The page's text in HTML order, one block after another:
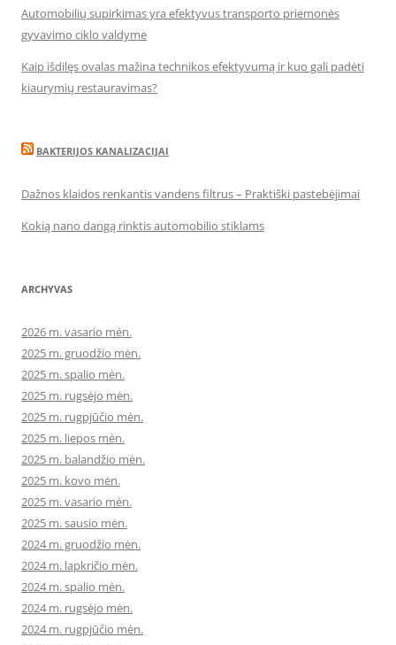
Automobilių supirkimas yra efektyvus transporto priemonės
gyvavimo ciklo valdyme
Kaip išdilęs ovalas mažina technikos efektyvumą ir kuo gali padėti
kiaurymių restauravimas?
BAKTERIJOS KANALIZACIJAI
Dažnos klaidos renkantis vandens filtrus – Praktiški pastebėjimai
Kokią nano dangą rinktis automobilio stiklams
ARCHYVAS
2026 m. vasario mėn.
2025 m. gruodžio mėn.
2025 m. spalio mėn.
2025 m. rugsėjo mėn.
2025 m. rugpjūčio mėn.
2025 m. liepos mėn.
2025 m. balandžio mėn.
2025 m. kovo mėn.
2025 m. vasario mėn.
2025 m. sausio mėn.
2024 m. gruodžio mėn.
2024 m. lapkričio mėn.
2024 m. spalio mėn.
2024 m. rugsėjo mėn.
2024 m. rugpjūčio mėn.